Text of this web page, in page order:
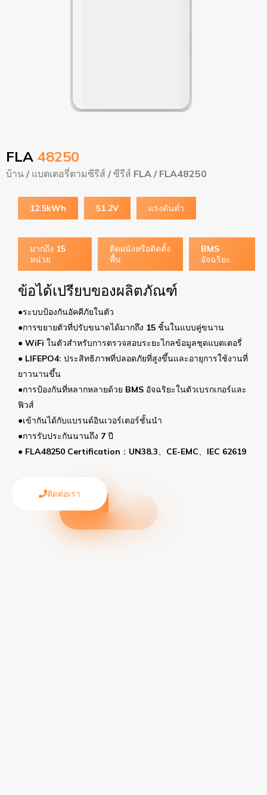
FLA 48250
บ้าน / แบตเตอรี่ตามซีรีส์ /ซีรีส์ FLA / FLA48250
12.5kWh 51.2V แรงดันต่ำ
มากถึง 15
หน่วย
ติดผนังหรือติดตั้ง
พื้น
BMS
อัจฉริยะ
ข้อได้เปรียบของผลิตภัณฑ์
●ระบบป้องกันอัคคีภัยในตัว
●การขยายตัวที่ปรับขนาดได้มากถึง 15 ชิ้นในแบบคู่ขนาน
● WiFi ในตัวสำหรับการตรวจสอบระยะไกลข้อมูลชุดแบตเตอรี่
● LIFEPO4: ประสิทธิภาพที่ปลอดภัยที่สูงขึ้นและอายุการใช้งานที่
ยาวนานขึ้น
●การป้องกันที่หลากหลายด้วย BMS อัจฉริยะในตัวเบรกเกอร์และ
ฟิวส์
●เข้ากันได้กับแบรนด์อินเวอร์เตอร์ชั้นนำ
●การรับประกันนานถึง 7 ปี
● FLA48250 Certification：UN38.3、CE-EMC、IEC 62619
ติดต่อเรา